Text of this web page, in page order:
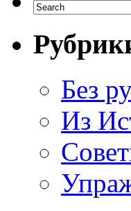
Без
Из